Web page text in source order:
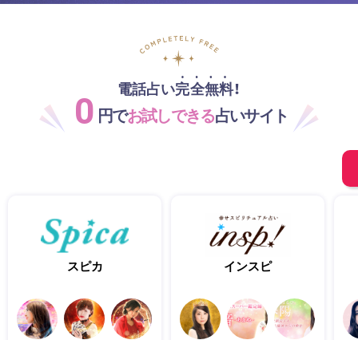
電話占い完全無料！
0 円でお試しできる占いサイト
スピカ インスピ